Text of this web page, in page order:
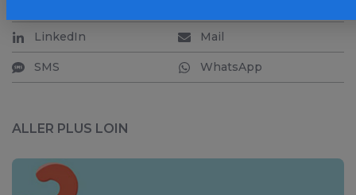
LinkedIn Mail
SMS WhatsApp
ALLER PLUS LOIN